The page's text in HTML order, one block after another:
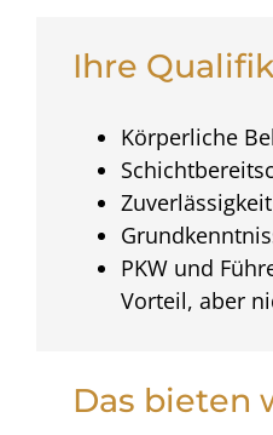
Ihre
Körperliche
Zuverlässigkeit
PKW und
Vorteil, aber
Das bieten